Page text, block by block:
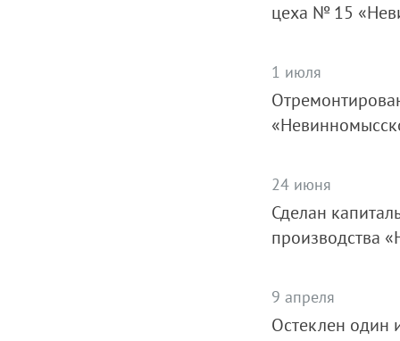
цеха № 15
1 июля
24 июня
Сделан
производства
9 апреля
Остеклен один